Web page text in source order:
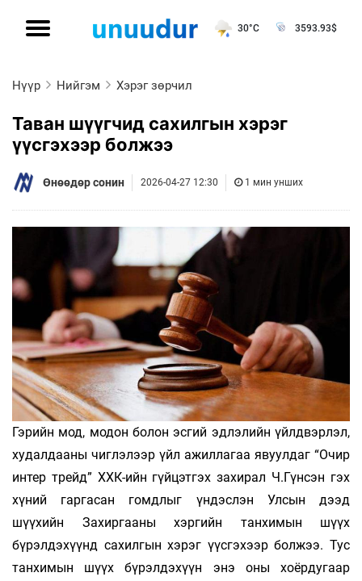
30°C 3593.93$
Нүүр Нийгэм Хэрэг зөрчил
Таван шүүгчид сахилгын хэрэг
үүсгэхээр болжээ
Өнөөдөр сонин 2026-04-27 12:30 1 мин унших
Гэрийн мод, модон болон эсгий эдлэлийн үйлд­вэрлэл,
худалдааны чиглэлээр үйл ажиллагаа явуулдаг “Очир
интер трейд” ХХК-ийн гүйцэтгэх захирал Ч.Гүнсэн гэх
хүний гаргасан гомдлыг үндэслэн Улсын дээд
шүүхийн Захиргааны хэргийн танхимын шүүх
бүрэлдэхүүнд сахилгын хэрэг үүсгэхээр болжээ. Тус
танхимын шүүх бүрэлдэхүүн энэ оны хоёр­дугаар